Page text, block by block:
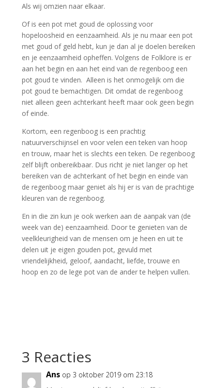
Als wij omzien naar elkaar.
Of is een pot met goud de oplossing voor
hopeloosheid en eenzaamheid. Als je nu maar een pot
met goud of geld hebt, kun je dan al je doelen bereiken
en je eenzaamheid opheffen. Volgens de Folklore is er
aan het begin en aan het eind van de regenboog een
pot goud te vinden. Alleen is het onmogelijk om die
pot goud te bemachtigen. Dit omdat de regenboog
niet alleen geen achterkant heeft maar ook geen begin
of einde.
Kortom, een regenboog is een prachtig
natuurverschijnsel en voor velen een teken van hoop
en trouw, maar het is slechts een teken. De regenboog
zelf blijft onbereikbaar. Dus richt je niet langer op het
bereiken van de achterkant of het begin en einde van
de regenboog maar geniet als hij er is van de prachtige
kleuren van de regenboog.
En in die zin kun je ook werken aan de aanpak van (de
week van de) eenzaamheid. Door te genieten van de
veelkleurigheid van de mensen om je heen en uit te
delen uit je eigen gouden pot, gevuld met
vriendelijkheid, geloof, aandacht, liefde, trouwe en
hoop en zo de lege pot van de ander te helpen vullen.
3 Reacties
Ans op 3 oktober 2019 om 23:18